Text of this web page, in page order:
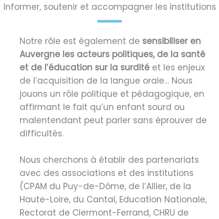
Informer, soutenir et accompagner les institutions
Notre rôle est également de sensibiliser en
Auvergne les acteurs politiques, de la santé
et de l’éducation sur la surdité et les enjeux
de l’acquisition de la langue orale… Nous
jouons un rôle politique et pédagogique, en
affirmant le fait qu’un enfant sourd ou
malentendant peut parler sans éprouver de
difficultés.
Nous cherchons à établir des partenariats
avec des associations et des institutions
(CPAM du Puy-de-Dôme, de l’Allier, de la
Haute-Loire, du Cantal, Education Nationale,
Rectorat de Clermont-Ferrand, CHRU de